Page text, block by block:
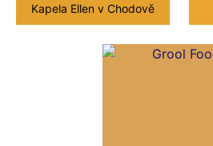
Kapela Ellen v Chodově